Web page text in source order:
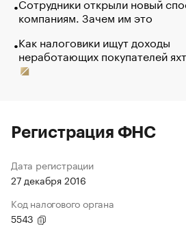
компаниям. Зачем им это
Как налоговики ищут доходы
неработающих покупателей
Регистрация ФНС
Дата регистрации
27 декабря 2016
Код налогового органа
5543